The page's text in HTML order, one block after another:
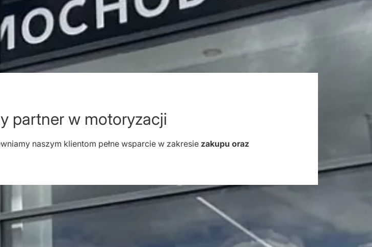
partner w motoryzacji
naszym klientom pełne wsparcie w zakresie zakupu oraz